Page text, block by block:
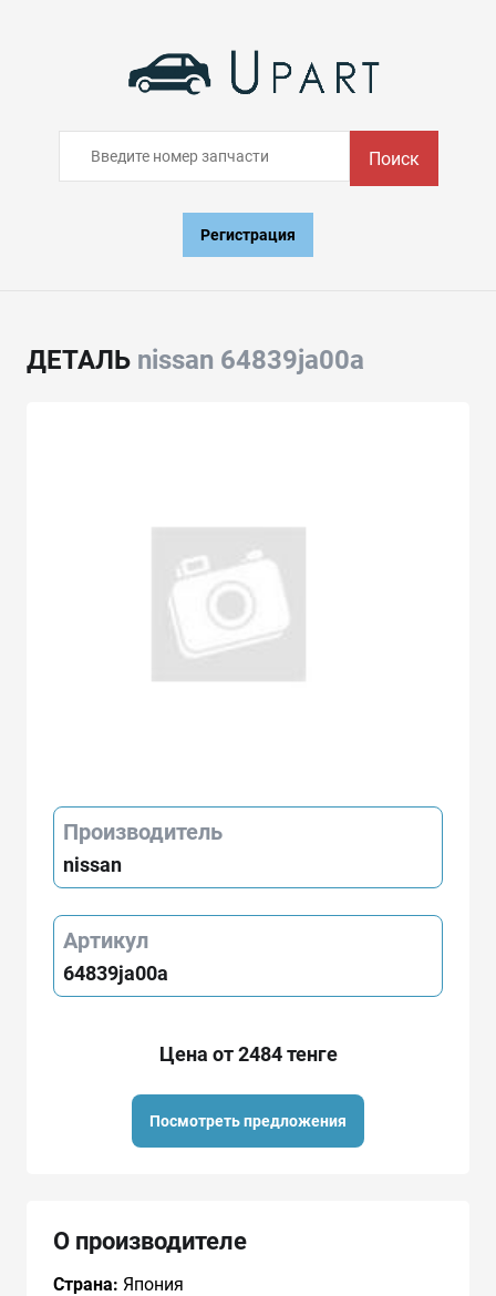
Поиск
Регистрация
ДЕТАЛЬ nissan 64839ja00a
Производитель
nissan
Артикул
64839ja00a
Цена от 2484 тенге
Посмотреть предложения
О производителе
Страна: Япония